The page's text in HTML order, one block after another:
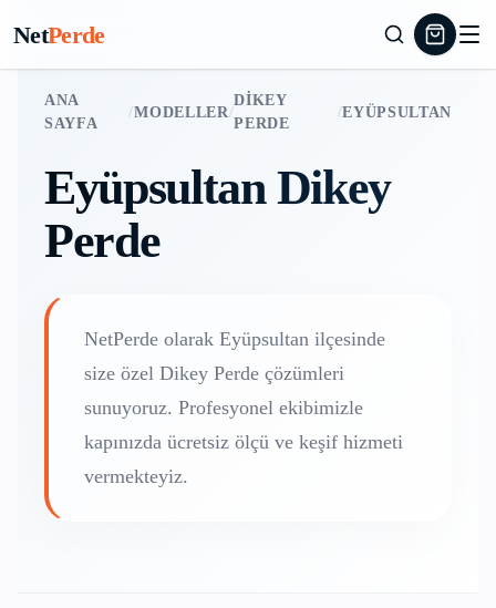
NetPerde
ANA
SAYFA
/MODELLER/
DIKEY
PERDE
/EYÜPSULTAN
Eyüpsultan Dikey
Perde
NetPerde olarak Eyüpsultan ilçesinde
size özel Dikey Perde çözümleri
sunuyoruz. Profesyonel ekibimizle
kapınızda ücretsiz ölçü ve keşif hizmeti
vermekteyiz.